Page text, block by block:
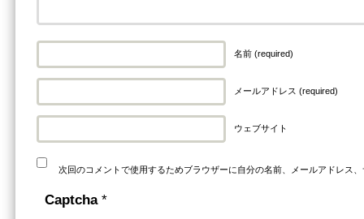
名前 (required)
メールアドレス (required)
ウェブサイト
次回のコメントで使用するためブラウザーに自分の名前、メールアドレス
Captcha *